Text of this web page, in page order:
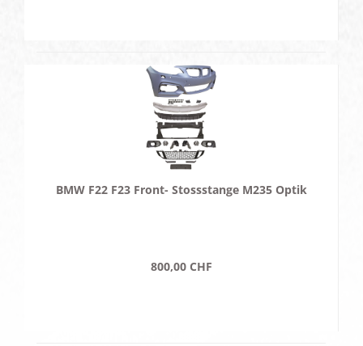
BMW F22 F23 Front- Stossstange M235 Optik
800,00 CHF